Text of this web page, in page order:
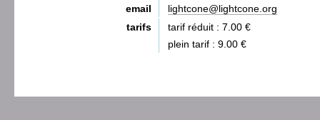
email
lightcone@lightcone.org
tarifs
tarif réduit : 7.00 €
plein tarif : 9.00 €